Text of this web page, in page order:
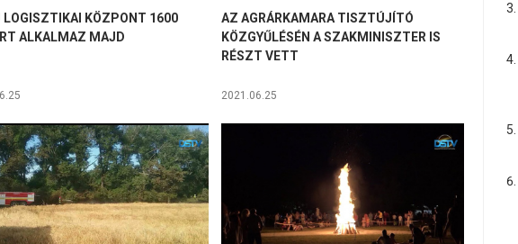
LOGISZTIKAI KÖZPONT 1600
ALKALMAZ MAJD
AZ AGRÁRKAMARA TISZTÚJÍTÓ
KÖZGYŰLÉSÉN A SZAKMINISZTER IS
RÉSZT VETT
2021.06.25